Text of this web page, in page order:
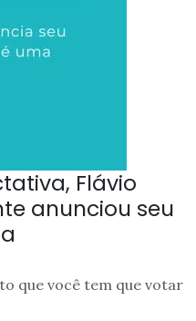
Flávio
anunciou seu
que você tem que votar